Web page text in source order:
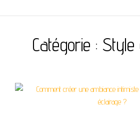
Catégorie : Style